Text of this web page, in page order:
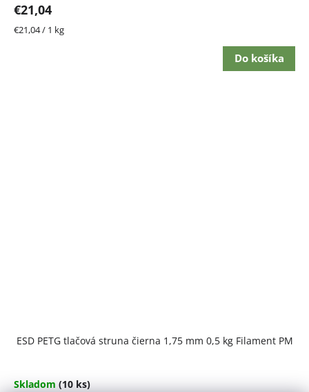
€21,04
Jednotková
€21,04 / 1 kg
Do košíka
ESD PETG tlačová struna čierna 1,75 mm 0,5 kg Filament PM
Skladom (10 ks)